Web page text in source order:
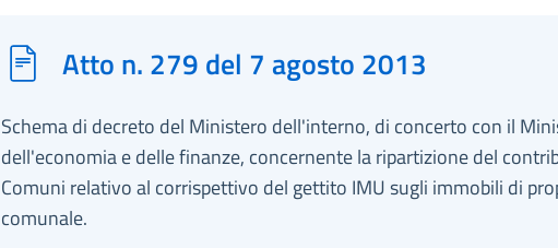
Atto n. 279 del 7 agosto 2013
Schema di decreto del Ministero dell'interno, di concerto con il
dell'economia e delle finanze, concernente la ripartizione del
Comuni relativo al corrispettivo del gettito IMU sugli immobili di
comunale.